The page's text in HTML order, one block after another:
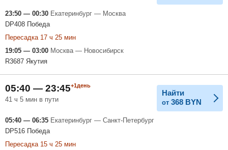
23:50 — 00:30 Екатеринбург — Москва
DP408 Победа
Пересадка 17 ч 25 мин
19:05 — 03:00 Москва — Новосибирск
R3687 Якутия
05:40 — 23:45+1день
41 ч 5 мин в пути
Найти
от 368 BYN
05:40 — 06:35 Екатеринбург — Санкт-Петербург
DP516 Победа
Пересадка 15 ч 25 мин